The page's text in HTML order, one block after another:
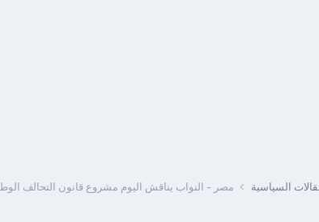
السياسية مصر - النواب يناقش اليوم مشروع قانون التحالف